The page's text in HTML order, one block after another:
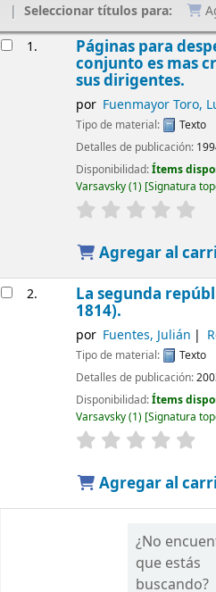
Seleccionar títulos para:
1. Páginas para
conjunto es mas
sus dirigentes.
por Fuenmayor Toro,
Tipo de material:
Texto
Detalles de publicación:
Disponibilidad:Ítems
Varsavsky(1) Signatura
Agregar al
2. La segunda
1814).
por Fuentes, Julián
Tipo de material:
Texto
Detalles de publicación:
Disponibilidad:Ítems
Varsavsky(1) Signatura
Agregar al
¿No
que estás
buscando?